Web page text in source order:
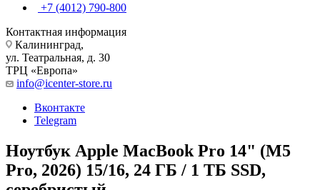
+7 (4012) 790-800
Контактная информация
Калининград,
ул. Театральная, д. 30
ТРЦ «Европа»
info@icenter-store.ru
Вконтакте
Telegram
Ноутбук Apple MacBook Pro 14" (M5
Pro, 2026) 15/16, 24 ГБ / 1 ТБ SSD,